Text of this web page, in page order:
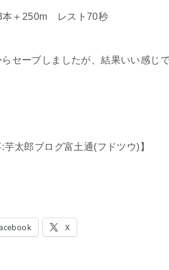
本＋250m レスト70秒
セーブしましたが、結果いい感じ
:芋太郎ブログ富土通(フドツウ)】
X